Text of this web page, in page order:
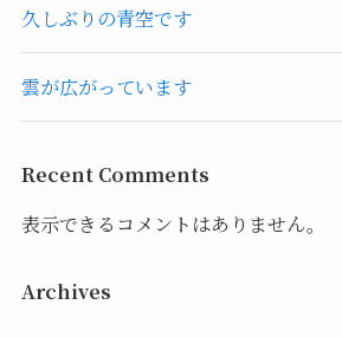
久しぶりの青空です
雲が広がっています
Recent Comments
表示できるコメントはありません。
Archives